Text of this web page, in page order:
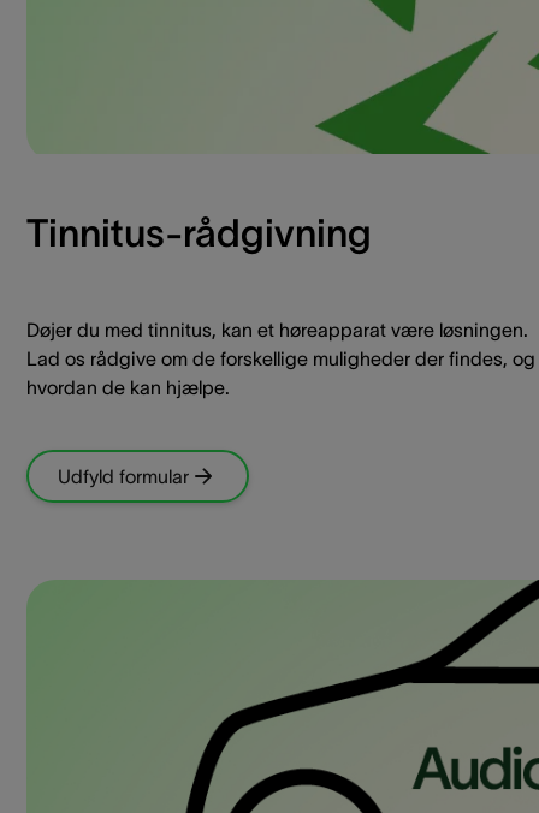
Tinnitus-rådgivning
Døjer du med tinnitus, kan et høreapparat være løsningen.
Lad os rådgive om de forskellige muligheder der findes, og
hvordan de kan hjælpe.
Udfyld formular